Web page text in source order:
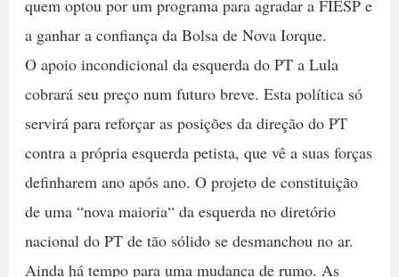
quem optou por um programa para agradar a FIESP e
a ganhar a confiança da Bolsa de Nova Iorque.
O apoio incondicional da esquerda do PT a Lula
cobrará seu preço num futuro breve. Esta política só
servirá para reforçar as posições da direção do PT
contra a própria esquerda petista, que vê a suas forças
definharem ano após ano. O projeto de constituição
de uma “nova maioria“ da esquerda no diretório
nacional do PT de tão sólido se desmanchou no ar.
Ainda há tempo para uma mudança de rumo. As